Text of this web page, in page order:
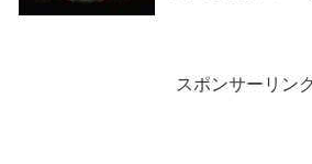
エムブレム キャ
スポンサーリンク